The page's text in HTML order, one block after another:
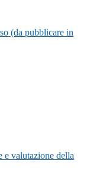
(da pubblicare in
e valutazione della